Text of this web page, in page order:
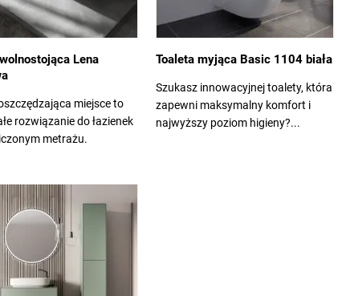
Lena
miejsce to
rozwiązanie do łazienek
metrażu.
Toaleta myjąca Basic 1104 biała
Szukasz innowacyjnej toalety, która
zapewni maksymalny komfort i
najwyższy poziom higieny?...